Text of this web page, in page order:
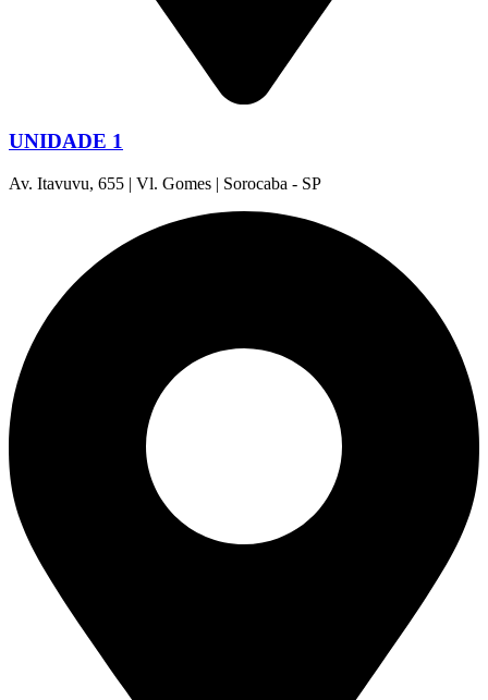
UNIDADE 1
Av. Itavuvu, 655 | Vl. Gomes | Sorocaba - SP